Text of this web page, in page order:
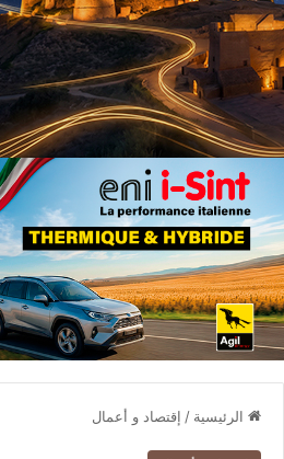
الرئيسية / إقتصاد و أعمال